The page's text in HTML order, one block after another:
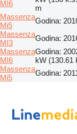
MI6
m
Massenza
Mi5
Godina:
Massenza
MI3
Godina:
Massenza
MI6
Godina:
kW (130.61
Massenza
Mi5
Godina: